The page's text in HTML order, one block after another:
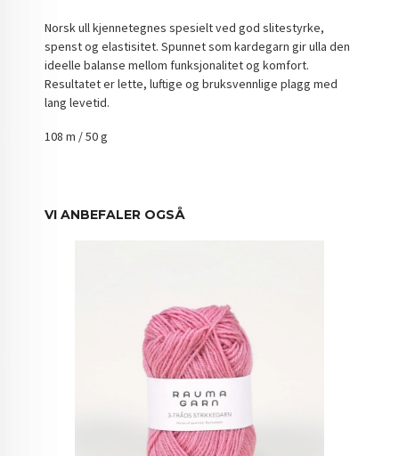
Norsk ull kjennetegnes spesielt ved god slitestyrke,
spenst og elastisitet. Spunnet som kardegarn gir ulla den
ideelle balanse mellom funksjonalitet og komfort.
Resultatet er lette, luftige og bruksvennlige plagg med
lang levetid.
108 m / 50 g
VI ANBEFALER OGSÅ